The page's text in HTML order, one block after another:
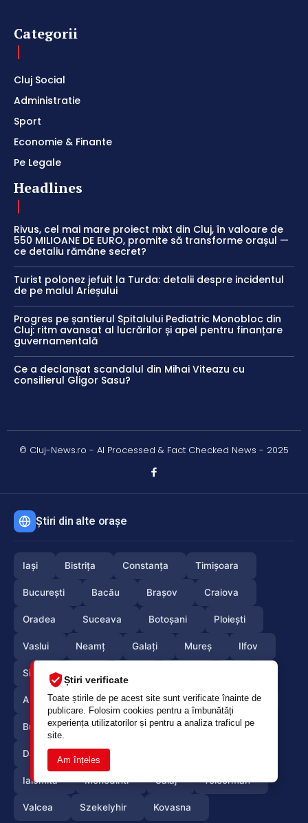
Știri verificate
Toate știrile de pe acest site sunt verificate înainte de
publicare. Folosim cookies pentru a îmbunătăți
experiența utilizatorilor și pentru a analiza traficul pe
site.
Am înțeles
Categorii
Cluj Social
Administratie
Sport
Economie & Finante
Pe Legale
Headlines
Rivus, cel mai mare proiect mixt din Cluj, în valoare de
550 MILIOANE DE EURO, promite să transforme orașul —
ce detaliu rămâne secret?
Turist polonez jefuit la Turda: detalii despre incidentul
de pe malul Arieșului
Progres pe șantierul Spitalului Pediatric Monobloc din
Cluj: ritm avansat al lucrărilor și apel pentru finanțare
guvernamentală
Ce a declanșat scandalul din Mihai Viteazu cu
consilierul Gligor Sasu?
© Cluj-News.ro - AI Processed & Fact Checked News - 2025
Știri din alte orașe
Iași Bistrița Constanța Timișoara
București Bacău Brașov Craiova
Oradea Suceava Botoșani Ploiești
Vaslui Neamț Galați Mureș Ilfov
Sibiu
Arges Maramures Vrancea Satumare
Buzau Braila Calarasi Caras-Severin
Dambovita Giurgiu
Ialomita Mehedinti Salaj Teleorman
Valcea Szekelyhir Kovasna